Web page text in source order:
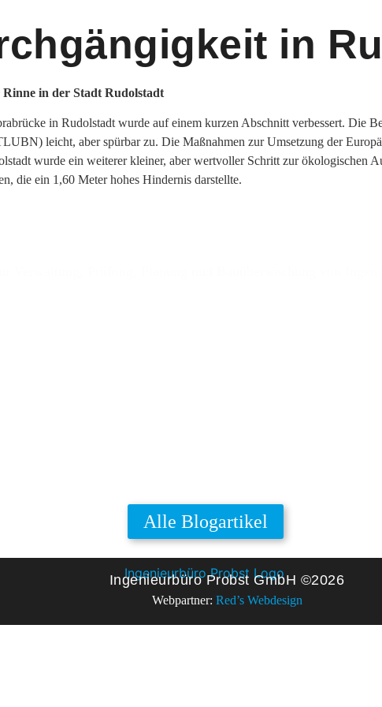
in
in der Stadt Rudolstadt
in Rudolstadt wurde auf einem kurzen Abschnitt verbessert. Die
leicht, aber spürbar zu. Die Maßnahmen zur Umsetzung der
wurde ein weiterer kleiner, aber wertvoller Schritt zur ökologischen
die ein 1,60 Meter hohes Hindernis darstellte.
Alle Blogartikel
Ingenieurbüro Probst GmbH ©2026
Webpartner: Red’s Webdesign